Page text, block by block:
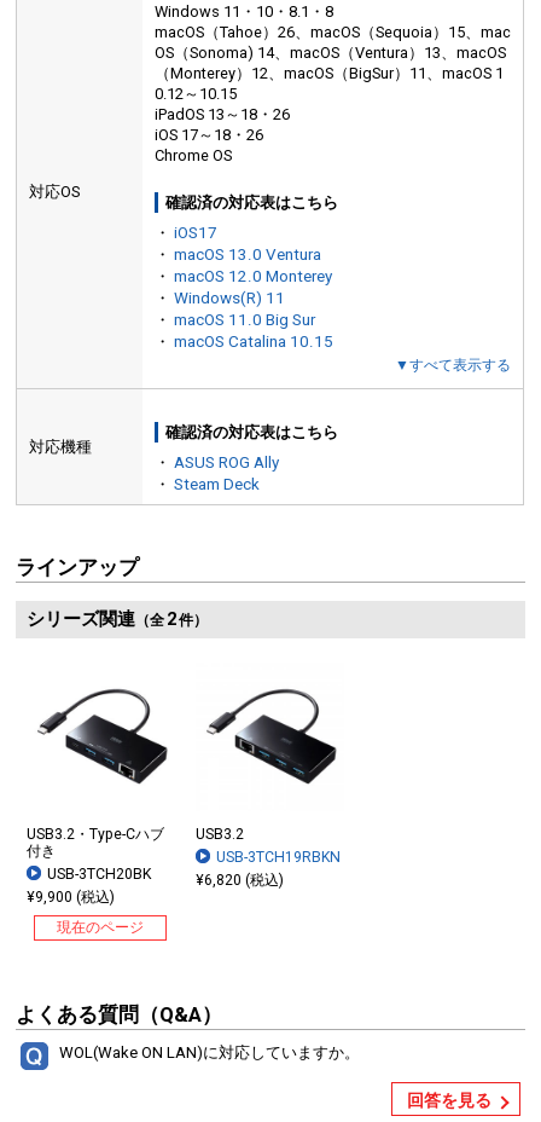
対応OS
Windows 11・10・8.1・8
macOS（Tahoe）26、macOS（Sequoia）15、mac
OS（Sonoma) 14、macOS（Ventura）13、macOS
（Monterey）12、macOS（BigSur）11、macOS 1
0.12～10.15
iPadOS 13～18・26
iOS 17～18・26
Chrome OS
確認済の対応表はこちら
・iOS17
・macOS 13.0 Ventura
・macOS 12.0 Monterey
・Windows(R) 11
・macOS 11.0 Big Sur
・macOS Catalina 10.15
▼すべて表示する
対応機種
確認済の対応表はこちら
・ ASUS ROG Ally
・Steam Deck
ラインアップ
シリーズ関連（全 2件）
USB3.2・Type-Cハブ
付き
USB-3TCH20BK
¥9,900 (税込)
現在のページ
USB3.2
USB-3TCH19RBKN
¥6,820 (税込)
よくある質問（Q&A）
WOL(Wake ON LAN)に対応していますか。
回答を見る